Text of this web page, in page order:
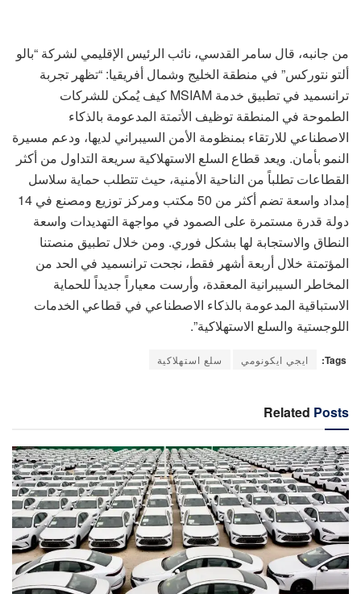
من جانبه، قال سامر القدسي، نائب الرئيس الإقليمي لشركة “بالو
ألتو نتوركس” في منطقة الخليج وشمال أفريقيا: “تظهر تجربة
ترانسميد في تطبيق خدمة MSIAM كيف يُمكن للشركات
الطموحة في المنطقة توظيف الأتمتة المدعومة بالذكاء
الاصطناعي للارتقاء بمنظومة الأمن السيبراني لديها، ودعم مسيرة
النمو بأمان. ويعد قطاع السلع الاستهلاكية سريعة التداول من أكثر
القطاعات تطلباً من الناحية الأمنية، حيث تتطلب حماية سلاسل
إمداد واسعة تضم أكثر من 50 مكتب ومركز توزيع ومصنع في 14
دولة قدرة مستمرة على الصمود في مواجهة التهديدات واسعة
النطاق والاستجابة لها بشكل فوري. ومن خلال تطبيق منصتنا
المؤتمتة خلال أربعة أشهر فقط، نجحت ترانسميد في الحد من
المخاطر السيبرانية المعقدة، وأرست معياراً جديداً للحماية
الاستباقية المدعومة بالذكاء الاصطناعي في قطاعي الخدمات
اللوجستية والسلع الاستهلاكية”.
Tags: ايجي ايكونومي سلع استهلاكية
Related Posts